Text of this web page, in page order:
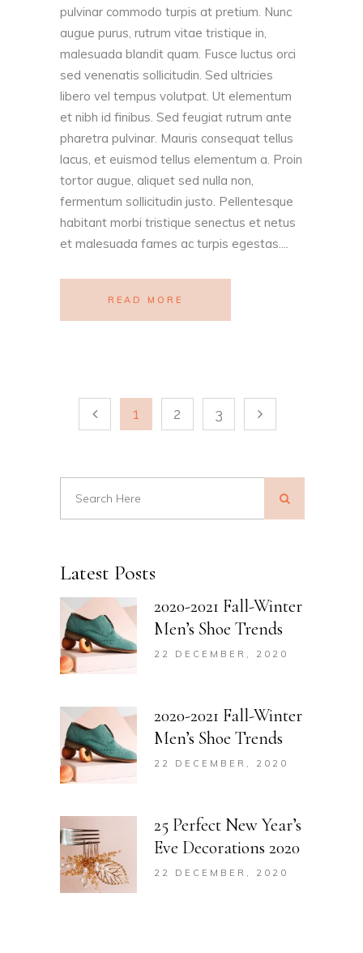
pulvinar commodo turpis at pretium. Nunc
augue purus, rutrum vitae tristique in,
malesuada blandit quam. Fusce luctus orci
sed venenatis sollicitudin. Sed ultricies
libero vel tempus volutpat. Ut elementum
et nibh id finibus. Sed feugiat rutrum ante
pharetra pulvinar. Mauris consequat tellus
lacus, et euismod tellus elementum a. Proin
tortor augue, aliquet sed nulla non,
fermentum sollicitudin justo. Pellentesque
habitant morbi tristique senectus et netus
et malesuada fames ac turpis egestas....
READ MORE
1 2 3
Latest Posts
2020-2021 Fall-Winter
Men’s Shoe Trends
22 DECEMBER, 2020
2020-2021 Fall-Winter
Men’s Shoe Trends
22 DECEMBER, 2020
25 Perfect New Year’s
Eve Decorations 2020
22 DECEMBER, 2020